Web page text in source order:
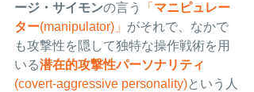
ージ・サイモンの言う 「 マニピュレー
ター(manipulator)」 がそれで、なかで
も攻撃性を隠して独特な操作戦術を用
いる潜在的攻撃性パーソナリティ
(covert-aggressive personality)という人